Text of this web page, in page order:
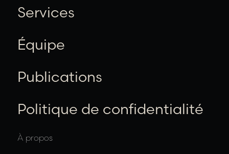
Services
Équipe
Publications
Politique de confidentialité
À propos